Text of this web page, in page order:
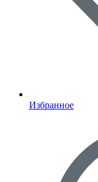
Избранное